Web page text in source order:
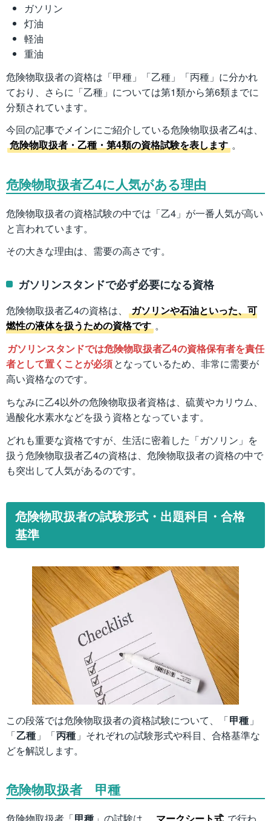
ガソリン
灯油
軽油
重油
危険物取扱者の資格は「甲種」「乙種」「丙種」に分かれ
ており、さらに「乙種」については第1類から第6類までに
分類されています。
今回の記事でメインにご紹介している危険物取扱者乙4は、
危険物取扱者・乙種・第4類の資格試験を表します 。
危険物取扱者乙4に人気がある理由
危険物取扱者の資格試験の中では「乙4」が一番人気が高い
と言われています。
その大きな理由は、需要の高さです。
ガソリンスタンドで必ず必要になる資格
危険物取扱者乙4の資格は、
ガソリンや石油といった、可
燃性の液体を扱うための資格です 。
ガソリンスタンドでは危険物取扱者乙4の資格保有者を責任
者として置くことが必須となっているため、非常に需要が
高い資格なのです。
ちなみに乙4以外の危険物取扱者資格は、硫黄やカリウム、
過酸化水素水などを扱う資格となっています。
どれも重要な資格ですが、生活に密着した「ガソリン」を
扱う危険物取扱者乙4の資格は、危険物取扱者の資格の中で
も突出して人気があるのです。
危険物取扱者の試験形式・出題科目・合格
基準
この段落では危険物取扱者の資格試験について、「甲種 」
「乙種 」「丙種 」それぞれの試験形式や科目、合格基準な
どを解説します。
危険物取扱者 甲種
危険物取扱者「甲種 」の試験は、 マークシート式 で行わ